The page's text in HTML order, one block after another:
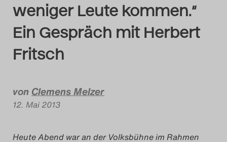
Das Theatertreffen-
Das Theatertreffen-
Das Theatertreffen-
Das Theatertreffen-
weniger Leute kommen.“
Ein Gespräch mit Herbert
Fritsch
von Clemens Melzer
12. Mai 2013
Heute Abend war an der Volksbühne im Rahmen